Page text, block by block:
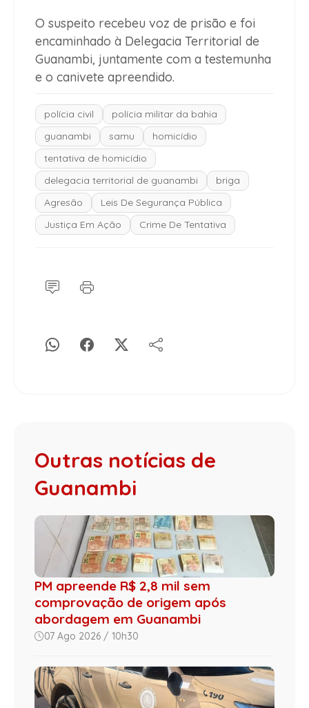
O suspeito recebeu voz de prisão e foi
encaminhado à Delegacia Territorial de
Guanambi, juntamente com a testemunha
e o canivete apreendido.
polícia civil
polícia militar da bahia
guanambi
samu
homicídio
tentativa de homicídio
delegacia territorial de guanambi
briga
Agresão
Leis De Segurança Pública
Justiça Em Ação
Crime De Tentativa
Outras notícias de
Guanambi
PM apreende R$ 2,8 mil sem
comprovação de origem após
abordagem em Guanambi
07 Ago 2026 / 10h30